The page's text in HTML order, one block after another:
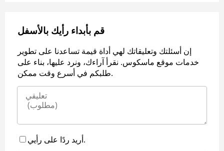
قم بأبداء رأيك بالأسفل
إن أسئلتك وتعليقاتك لهي أداة قيمة تساعدنا على تطوير
خدمات موقع ماسكوس. نقرأ آراءك، ونرد عليها، بناء على
طلبكم في أسرع وقت ممكن.
أريد ردًا على رأيي.